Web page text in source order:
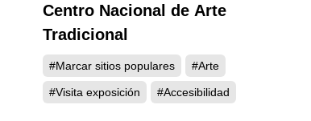
Centro Nacional de Arte
Tradicional
#Marcar sitios populares #Arte
#Visita exposición #Accesibilidad